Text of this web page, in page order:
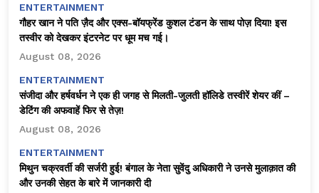
ENTERTAINMENT
गौहर खान ने पति ज़ैद और एक्स-बॉयफ्रेंड कुशल टंडन के साथ पोज़ दिया! इस
तस्वीर को देखकर इंटरनेट पर धूम मच गई।
August 08, 2026
ENTERTAINMENT
संजीदा और हर्षवर्धन ने एक ही जगह से मिलती-जुलती हॉलिडे तस्वीरें शेयर कीं –
डेटिंग की अफवाहें फिर से तेज़!
August 08, 2026
ENTERTAINMENT
मिथुन चक्रवर्ती की सर्जरी हुई! बंगाल के नेता सुवेंदु अधिकारी ने उनसे मुलाक़ात की
और उनकी सेहत के बारे में जानकारी दी